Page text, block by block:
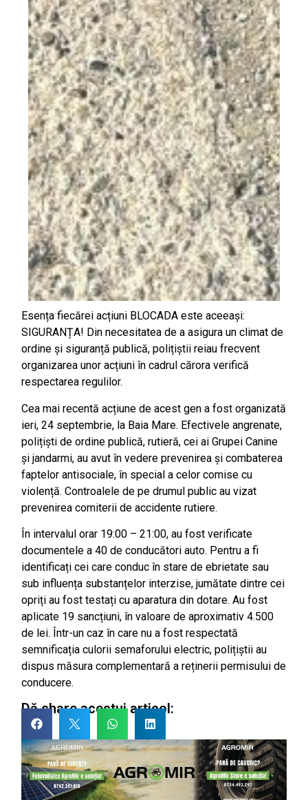
Esența fiecărei acțiuni BLOCADA este aceeași:
SIGURANȚA! Din necesitatea de a asigura un climat de
ordine și siguranță publică, polițiștii reiau frecvent
organizarea unor acțiuni în cadrul cărora verifică
respectarea regulilor.
Cea mai recentă acțiune de acest gen a fost organizată
ieri, 24 septembrie, la Baia Mare. Efectivele angrenate,
polițiști de ordine publică, rutieră, cei ai Grupei Canine
și jandarmi, au avut în vedere prevenirea și combaterea
faptelor antisociale, în special a celor comise cu
violență. Controalele de pe drumul public au vizat
prevenirea comiterii de accidente rutiere.
În intervalul orar 19:00 – 21:00, au fost verificate
documentele a 40 de conducători auto. Pentru a fi
identificați cei care conduc în stare de ebrietate sau
sub influența substanțelor interzise, jumătate dintre cei
opriți au fost testați cu aparatura din dotare. Au fost
aplicate 19 sancțiuni, în valoare de aproximativ 4.500
de lei. Într-un caz în care nu a fost respectată
semnificația culorii semaforului electric, polițiștii au
dispus măsura complementară a reținerii permisului de
conducere.
Dă share acestui articol: